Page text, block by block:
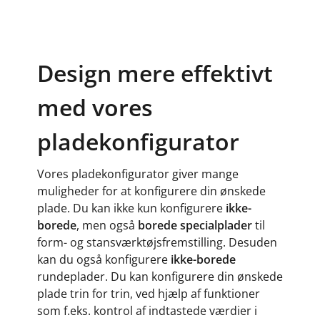
Design mere effektivt
med vores
pladekonfigurator
Vores pladekonfigurator giver mange
muligheder for at konfigurere din ønskede
plade. Du kan ikke kun konfigurere ikke-
borede, men også borede specialpladertil
form- og stansværktøjsfremstilling. Desuden
kan du også konfigurere ikke-borede
rundeplader. Du kan konfigurere din ønskede
plade trin for trin, ved hjælp af funktioner
som f.eks. kontrol af indtastede værdier i